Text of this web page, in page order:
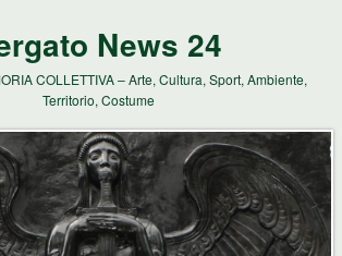
News 24
COLLETTIVA – Arte, Cultura, Sport, Ambiente,
Territorio, Costume